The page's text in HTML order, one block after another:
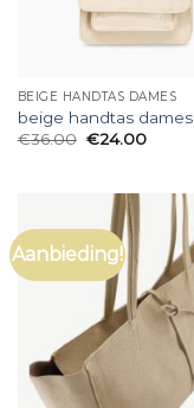
BEIGE HANDTAS DAMES
beige handtas dames
€36.00 €24.00
Aanbieding!